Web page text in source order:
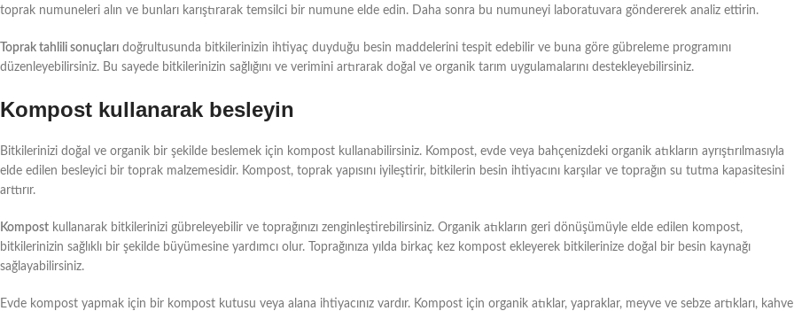
toprak numuneleri alın ve bunları karıştırarak temsilci bir numune elde edin. Daha sonra bu numuneyi laboratuvara göndererek analiz ettirin.
Toprak tahlili sonuçları doğrultusunda bitkilerinizin ihtiyaç duyduğu besin maddelerini tespit edebilir ve buna göre gübreleme programını
düzenleyebilirsiniz. Bu sayede bitkilerinizin sağlığını ve verimini artırarak doğal ve organik tarım uygulamalarını destekleyebilirsiniz.
Kompost kullanarak besleyin
Bitkilerinizi doğal ve organik bir şekilde beslemek için kompost kullanabilirsiniz. Kompost, evde veya bahçenizdeki organik atıkların ayrıştırılmasıyla
elde edilen besleyici bir toprak malzemesidir. Kompost, toprak yapısını iyileştirir, bitkilerin besin ihtiyacını karşılar ve toprağın su tutma kapasitesini
arttırır.
Kompost kullanarak bitkilerinizi gübreleyebilir ve toprağınızı zenginleştirebilirsiniz. Organik atıkların geri dönüşümüyle elde edilen kompost,
bitkilerinizin sağlıklı bir şekilde büyümesine yardımcı olur. Toprağınıza yılda birkaç kez kompost ekleyerek bitkilerinize doğal bir besin kaynağı
sağlayabilirsiniz.
Evde kompost yapmak için bir kompost kutusu veya alana ihtiyacınız vardır. Kompost için organik atıklar, yapraklar, meyve ve sebze artıkları, kahve